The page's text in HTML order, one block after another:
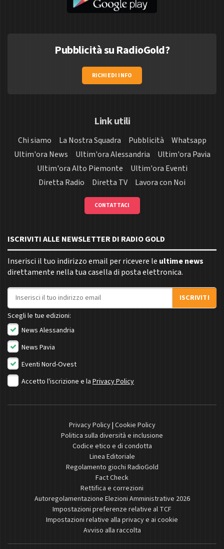
Pubblicità su RadioGold?
RICHIEDI INFO
Link utili
Chi siamo La Nostra Squadra Pubblicità
Whatsapp
Ultim'ora News
Ultim'ora Alessandria
Ultim'ora Pavia
Ultim'ora Alto Piemonte
Ultim'ora Eventi
Diretta Radio
Diretta TV Lavora con Noi
CONTATTACI
ISCRIVITI ALLE NEWSLETTER DI RADIO GOLD
Inserisci il tuo indirizzo email per ricevere le ultime news
direttamente nella tua casella di posta elettronica.
Indirizzo email
ISCRIVITI
Scegli le tue edizioni:
News Alessandria
News Pavia
Eventi Nord-Ovest
Accetto l'iscrizione e la Privacy Policy
Privacy Policy| Cookie Policy
Politica sulla diversità e inclusione
Codice etico e di condotta
Linea Editoriale
Regolamento giochi RadioGold
Fact Check
Rettifica e correzioni
Autoregolamentazione Elezioni Amministrative 2026
Impostazioni preferenze relative al TCF
Impostazioni relative alla privacy e ai cookie
Avviso alla raccolta